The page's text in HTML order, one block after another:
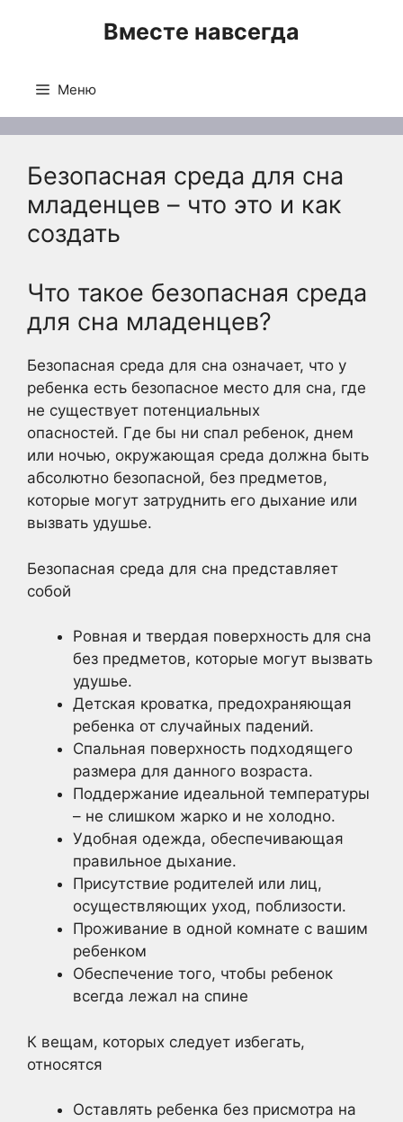
Вместе навсегда
Меню
Безопасная среда для сна
младенцев – что это и как
создать
Что такое безопасная среда
для сна младенцев?
Безопасная среда для сна означает, что у
ребенка есть безопасное место для сна, где
не существует потенциальных
опасностей. Где бы ни спал ребенок, днем
или ночью, окружающая среда должна быть
абсолютно безопасной, без предметов,
которые могут затруднить его дыхание или
вызвать удушье.
Безопасная среда для сна представляет
собой
Ровная и твердая поверхность для сна
без предметов, которые могут вызвать
удушье.
Детская кроватка, предохраняющая
ребенка от случайных падений.
Спальная поверхность подходящего
размера для данного возраста.
Поддержание идеальной температуры
– не слишком жарко и не холодно.
Удобная одежда, обеспечивающая
правильное дыхание.
Присутствие родителей или лиц,
осуществляющих уход, поблизости.
Проживание в одной комнате с вашим
ребенком
Обеспечение того, чтобы ребенок
всегда лежал на спине
К вещам, которых следует избегать,
относятся
Оставлять ребенка без присмотра на